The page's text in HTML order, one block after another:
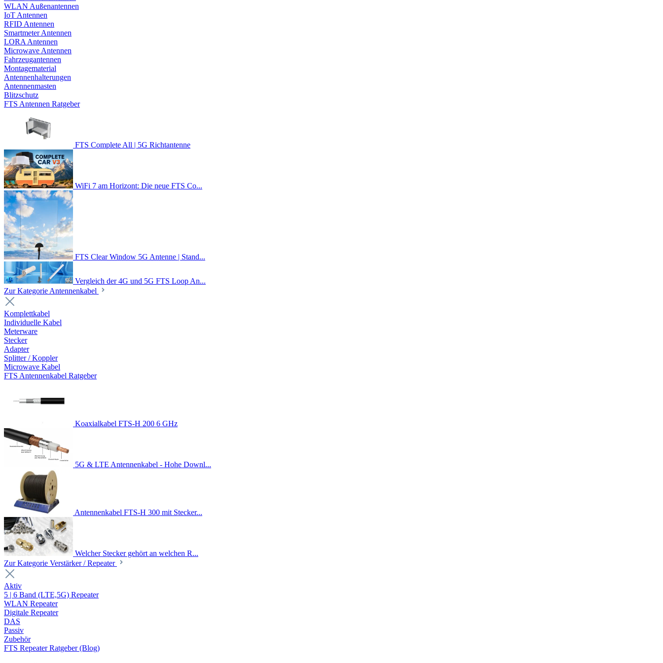
WLAN Außenantennen
IoT Antennen
RFID Antennen
Smartmeter Antennen
LORA Antennen
Microwave Antennen
Fahrzeugantennen
Montagematerial
Antennenhalterungen
Antennenmasten
Blitzschutz
FTS Antennen Ratgeber
FTS Complete All | 5G Richtantenne
WiFi 7 am Horizont: Die neue FTS Co...
FTS Clear Window 5G Antenne | Stand...
Vergleich der 4G und 5G FTS Loop An...
Zur Kategorie Antennenkabel
Komplettkabel
Individuelle Kabel
Meterware
Stecker
Adapter
Splitter / Koppler
Microwave Kabel
FTS Antennenkabel Ratgeber
Koaxialkabel FTS-H 200 6 GHz
5G & LTE Antennenkabel - Hohe Downl...
Antennenkabel FTS-H 300 mit Stecker...
Welcher Stecker gehört an welchen R...
Zur Kategorie Verstärker / Repeater
Aktiv
5 | 6 Band (LTE,5G) Repeater
WLAN Repeater
Digitale Repeater
DAS
Passiv
Zubehör
FTS Repeater Ratgeber (Blog)